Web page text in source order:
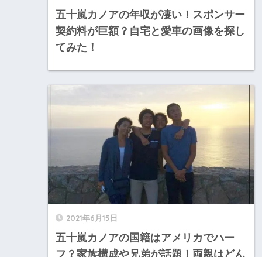
五十嵐カノアの年収が凄い！スポンサー
契約料が巨額？自宅と愛車の画像を探し
てみた！
2021年6月15日
五十嵐カノアの国籍はアメリカでハー
フ？家族構成や兄弟が話題！両親はどん